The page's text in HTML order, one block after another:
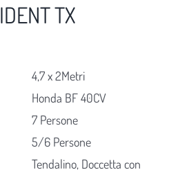
TX
4,7 x 2Metri
Honda BF 40CV
7 Persone
5/6 Persone
Tendalino, Doccetta con